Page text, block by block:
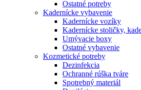
Ostatné potreby
Kadernícke vybavenie
Kadernícke vozíky
Kadernícke stoličky,
Umývacie boxy
Ostatné vybavenie
Kozmetické potreby
Dezinfekcia
Ochranné rúška tváre
Spotrebný materiál